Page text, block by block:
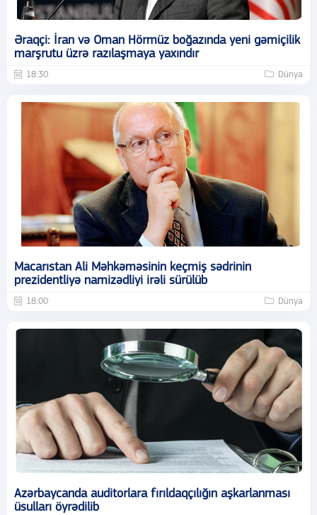
Əraqçi: İran və Oman Hörmüz boğazında yeni gəmiçilik
marşrutu üzrə razılaşmaya yaxındır
18:30 Dünya
Macarıstan Ali Məhkəməsinin keçmiş sədrinin
prezidentliyə namizədliyi irəli sürülüb
18:00 Dünya
Azərbaycanda auditorlara fırıldaqçılığın aşkarlanması
üsulları öyrədilib